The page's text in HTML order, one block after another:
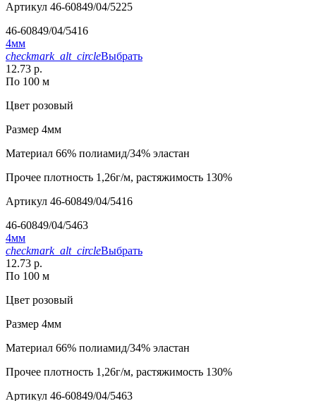
Артикул 46-60849/04/5225
46-60849/04/5416
4мм
checkmark_alt_circleВыбрать
12.73 р.
По 100 м
Цвет розовый
Размер 4мм
Материал 66% полиамид/34% эластан
Прочее плотность 1,26г/м, растяжимость 130%
Артикул 46-60849/04/5416
46-60849/04/5463
4мм
checkmark_alt_circleВыбрать
12.73 р.
По 100 м
Цвет розовый
Размер 4мм
Материал 66% полиамид/34% эластан
Прочее плотность 1,26г/м, растяжимость 130%
Артикул 46-60849/04/5463